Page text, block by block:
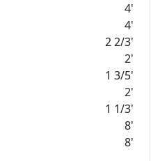
4'
4'
2 2/3'
2'
1 3/5'
2'
1 1/3'
8'
8'